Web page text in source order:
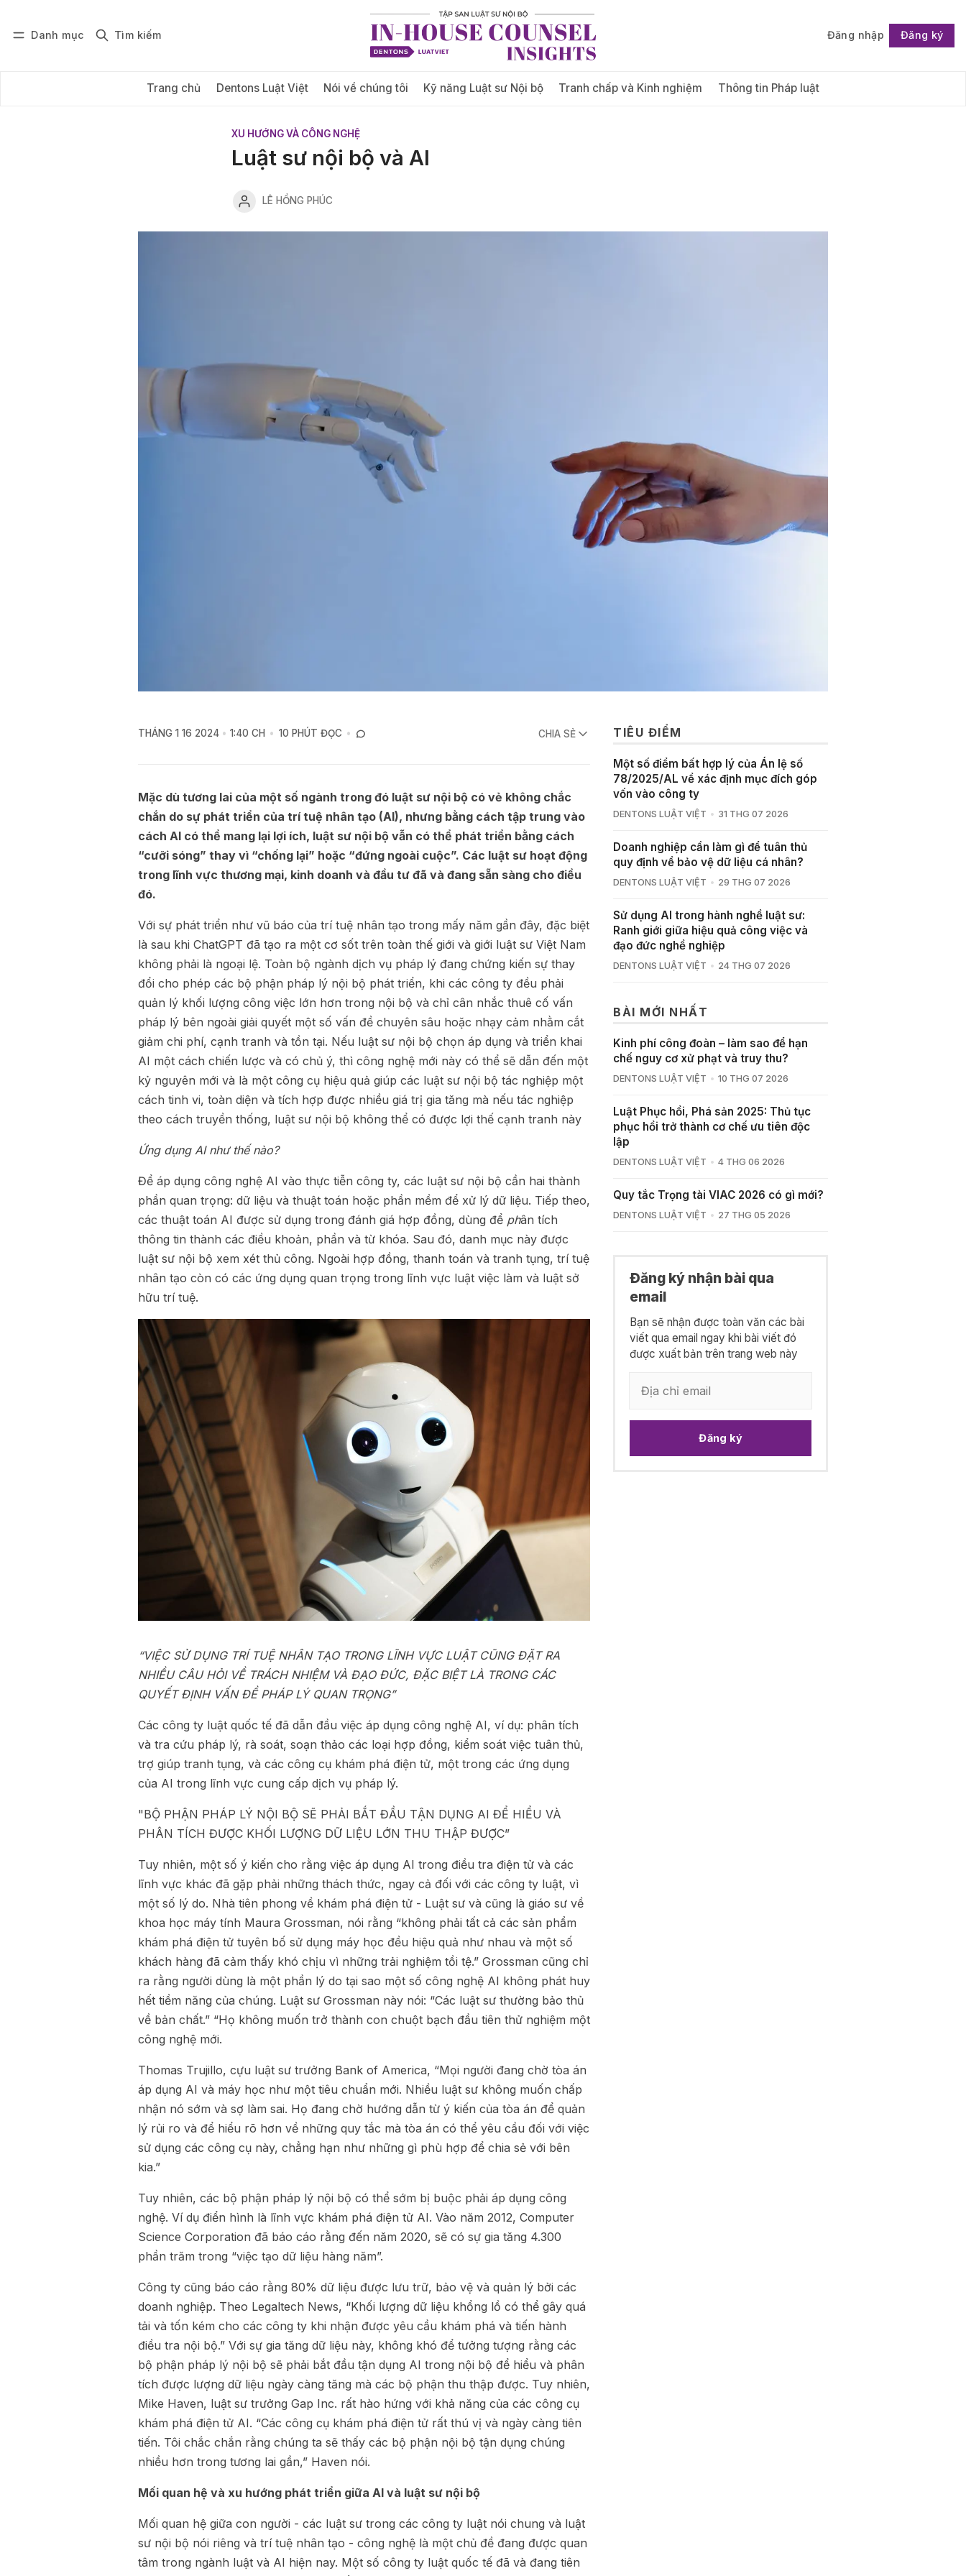
Danh mục Tìm kiếm Đăng nhập Đăng ký
Trang chủ Dentons Luật Việt Nói về chúng tôi Kỹ năng Luật sư Nội bộ Tranh chấp và Kinh nghiệm Thông tin Pháp luật
Đăng nhập Đăng ký Follow
XU HƯỚNG VÀ CÔNG NGHỆ
Luật sư nội bộ và AI
LÊ HỒNG PHÚC
THÁNG 1 16 2024 1:40 CH 10 PHÚT ĐỌC CHIA SẺ
Mặc dù tương lai của một số ngành trong đó luật sư nội bộ có vẻ không chắc
chắn do sự phát triển của trí tuệ nhân tạo (AI), nhưng bằng cách tập trung vào
cách AI có thể mang lại lợi ích, luật sư nội bộ vẫn có thể phát triển bằng cách
“cưỡi sóng” thay vì “chống lại” hoặc “đứng ngoài cuộc”. Các luật sư hoạt động
trong lĩnh vực thương mại, kinh doanh và đầu tư đã và đang sẵn sàng cho điều
đó.
Với sự phát triển như vũ báo của trí tuệ nhân tạo trong mấy năm gần đây, đặc biệt
là sau khi ChatGPT đã tạo ra một cơ sốt trên toàn thế giới và giới luật sư Việt Nam
không phải là ngoại lệ. Toàn bộ ngành dịch vụ pháp lý đang chứng kiến sự thay
đổi cho phép các bộ phận pháp lý nội bộ phát triển, khi các công ty đều phải
quản lý khối lượng công việc lớn hơn trong nội bộ và chỉ cân nhắc thuê cố vấn
pháp lý bên ngoài giải quyết một số vấn đề chuyên sâu hoặc nhạy cảm nhằm cắt
giảm chi phí, cạnh tranh và tồn tại. Nếu luật sư nội bộ chọn áp dụng và triển khai
AI một cách chiến lược và có chủ ý, thì công nghệ mới này có thể sẽ dẫn đến một
kỷ nguyên mới và là một công cụ hiệu quả giúp các luật sư nội bộ tác nghiệp một
cách tinh vi, toàn diện và tích hợp được nhiều giá trị gia tăng mà nếu tác nghiệp
theo cách truyền thống, luật sư nội bộ không thể có được lợi thế cạnh tranh này
Ứng dụng AI như thế nào?
Để áp dụng công nghệ AI vào thực tiễn công ty, các luật sư nội bộ cần hai thành
phần quan trọng: dữ liệu và thuật toán hoặc phần mềm để xử lý dữ liệu. Tiếp theo,
các thuật toán AI được sử dụng trong đánh giá hợp đồng, dùng để phân tích
thông tin thành các điều khoản, phần và từ khóa. Sau đó, danh mục này được
luật sư nội bộ xem xét thủ công. Ngoài hợp đồng, thanh toán và tranh tụng, trí tuệ
nhân tạo còn có các ứng dụng quan trọng trong lĩnh vực luật việc làm và luật sở
hữu trí tuệ.
“VIỆC SỬ DỤNG TRÍ TUỆ NHÂN TẠO TRONG LĨNH VỰC LUẬT CŨNG ĐẶT RA
NHIỀU CÂU HỎI VỀ TRÁCH NHIỆM VÀ ĐẠO ĐỨC, ĐẶC BIỆT LÀ TRONG CÁC
QUYẾT ĐỊNH VẤN ĐỀ PHÁP LÝ QUAN TRỌNG”
Các công ty luật quốc tế đã dẫn đầu việc áp dụng công nghệ AI, ví dụ: phân tích
và tra cứu pháp lý, rà soát, soạn thảo các loại hợp đồng, kiểm soát việc tuân thủ,
trợ giúp tranh tụng, và các công cụ khám phá điện tử, một trong các ứng dụng
của AI trong lĩnh vực cung cấp dịch vụ pháp lý.
"BỘ PHẬN PHÁP LÝ NỘI BỘ SẼ PHẢI BẮT ĐẦU TẬN DỤNG AI ĐỂ HIỂU VÀ
PHÂN TÍCH ĐƯỢC KHỐI LƯỢNG DỮ LIỆU LỚN THU THẬP ĐƯỢC”
Tuy nhiên, một số ý kiến cho rằng việc áp dụng AI trong điều tra điện tử và các
lĩnh vực khác đã gặp phải những thách thức, ngay cả đối với các công ty luật, vì
một số lý do. Nhà tiên phong về khám phá điện tử - Luật sư và cũng là giáo sư về
khoa học máy tính Maura Grossman, nói rằng “không phải tất cả các sản phẩm
khám phá điện tử tuyên bố sử dụng máy học đều hiệu quả như nhau và một số
khách hàng đã cảm thấy khó chịu vì những trải nghiệm tồi tệ.” Grossman cũng chỉ
ra rằng người dùng là một phần lý do tại sao một số công nghệ AI không phát huy
hết tiềm năng của chúng. Luật sư Grossman này nói: “Các luật sư thường bảo thủ
về bản chất.” “Họ không muốn trở thành con chuột bạch đầu tiên thử nghiệm một
công nghệ mới.
Thomas Trujillo, cựu luật sư trưởng Bank of America, “Mọi người đang chờ tòa án
áp dụng AI và máy học như một tiêu chuẩn mới. Nhiều luật sư không muốn chấp
nhận nó sớm và sợ làm sai. Họ đang chờ hướng dẫn từ ý kiến của tòa án để quản
lý rủi ro và để hiểu rõ hơn về những quy tắc mà tòa án có thể yêu cầu đối với việc
sử dụng các công cụ này, chẳng hạn như những gì phù hợp để chia sẻ với bên
kia.”
Tuy nhiên, các bộ phận pháp lý nội bộ có thể sớm bị buộc phải áp dụng công
nghệ. Ví dụ điển hình là lĩnh vực khám phá điện tử AI. Vào năm 2012, Computer
Science Corporation đã báo cáo rằng đến năm 2020, sẽ có sự gia tăng 4.300
phần trăm trong “việc tạo dữ liệu hàng năm”.
Công ty cũng báo cáo rằng 80% dữ liệu được lưu trữ, bảo vệ và quản lý bởi các
doanh nghiệp. Theo Legaltech News, “Khối lượng dữ liệu khổng lồ có thể gây quá
tải và tốn kém cho các công ty khi nhận được yêu cầu khám phá và tiến hành
điều tra nội bộ.” Với sự gia tăng dữ liệu này, không khó để tưởng tượng rằng các
bộ phận pháp lý nội bộ sẽ phải bắt đầu tận dụng AI trong nội bộ để hiểu và phân
tích được lượng dữ liệu ngày càng tăng mà các bộ phận thu thập được. Tuy nhiên,
Mike Haven, luật sư trưởng Gap Inc. rất hào hứng với khả năng của các công cụ
khám phá điện tử AI. “Các công cụ khám phá điện tử rất thú vị và ngày càng tiên
tiến. Tôi chắc chắn rằng chúng ta sẽ thấy các bộ phận nội bộ tận dụng chúng
nhiều hơn trong tương lai gần,” Haven nói.
Mối quan hệ và xu hướng phát triển giữa AI và luật sư nội bộ
Mối quan hệ giữa con người - các luật sư trong các công ty luật nói chung và luật
sư nội bộ nói riêng và trí tuệ nhân tạo - công nghệ là một chủ đề đang được quan
tâm trong ngành luật và AI hiện nay. Một số công ty luật quốc tế đã và đang tiên
TIÊU ĐIỂM
Một số điểm bất hợp lý của Án lệ số
78/2025/AL về xác định mục đích góp
vốn vào công ty
DENTONS LUẬT VIỆT 31 THG 07 2026
Doanh nghiệp cần làm gì để tuân thủ
quy định về bảo vệ dữ liệu cá nhân?
DENTONS LUẬT VIỆT 29 THG 07 2026
Sử dụng AI trong hành nghề luật sư:
Ranh giới giữa hiệu quả công việc và
đạo đức nghề nghiệp
DENTONS LUẬT VIỆT 24 THG 07 2026
BÀI MỚI NHẤT
Kinh phí công đoàn – làm sao để hạn
chế nguy cơ xử phạt và truy thu?
DENTONS LUẬT VIỆT 10 THG 07 2026
Luật Phục hồi, Phá sản 2025: Thủ tục
phục hồi trở thành cơ chế ưu tiên độc
lập
DENTONS LUẬT VIỆT 4 THG 06 2026
Quy tắc Trọng tài VIAC 2026 có gì mới?
DENTONS LUẬT VIỆT 27 THG 05 2026
Đăng ký nhận bài qua
email
Bạn sẽ nhận được toàn văn các bài
viết qua email ngay khi bài viết đó
được xuất bản trên trang web này
Đăng ký